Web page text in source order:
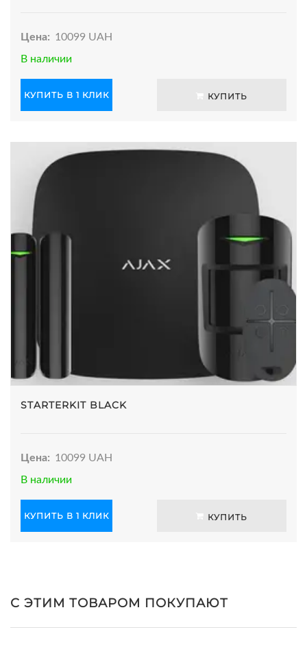
Цена: 10099 UAH
В наличии
КУПИТЬ В 1 КЛИК КУПИТЬ
STARTERKIT BLACK
Цена: 10099 UAH
В наличии
КУПИТЬ В 1 КЛИК КУПИТЬ
С ЭТИМ ТОВАРОМ ПОКУПАЮТ